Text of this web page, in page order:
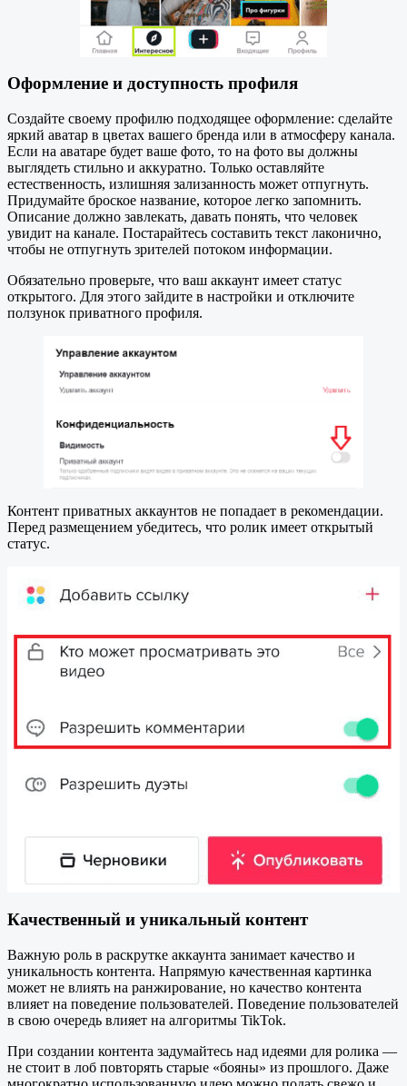
Оформление и доступность профиля
Создайте своему профилю подходящее оформление: сделайте
яркий аватар в цветах вашего бренда или в атмосферу канала.
Если на аватаре будет ваше фото, то на фото вы должны
выглядеть стильно и аккуратно. Только оставляйте
естественность, излишняя зализанность может отпугнуть.
Придумайте броское название, которое легко запомнить.
Описание должно завлекать, давать понять, что человек
увидит на канале. Постарайтесь составить текст лаконично,
чтобы не отпугнуть зрителей потоком информации.
Обязательно проверьте, что ваш аккаунт имеет статус
открытого. Для этого зайдите в настройки и отключите
ползунок приватного профиля.
Контент приватных аккаунтов не попадает в рекомендации.
Перед размещением убедитесь, что ролик имеет открытый
статус.
Качественный и уникальный контент
Важную роль в раскрутке аккаунта занимает качество и
уникальность контента. Напрямую качественная картинка
может не влиять на ранжирование, но качество контента
влияет на поведение пользователей. Поведение пользователей
в свою очередь влияет на алгоритмы TikTok.
При создании контента задумайтесь над идеями для ролика —
не стоит в лоб повторять старые «бояны» из прошлого. Даже